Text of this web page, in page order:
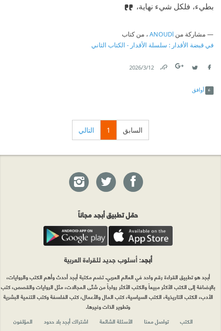
بطيء، فلكل شيء نهاية،
مشاركة من ANOUDl ، من كتاب
في قبضة الأقدار : سلسلة الأقدار - الكتاب الثاني
12‏/3‏/2026
أوافق
السابق 1 التالي
حمّل تطبيق أبجد مجاناً
أبجد: أسلوب جديد للقراءة العربية
أبجد هو تطبيق القراءة رقم واحد في العالم العربي. تضم مكتبة أبجد أحدث وأهم الكتب والروايات،
بالإضافة إلى الكتب الأكثر مبيعاً والكتب الأكثر رواجاً من شتّى المجالات، مثل الروايات والقصص، كتب
الأدب، الكتب التاريخية، الكتب السياسية، كتب المال والأعمال، كتب الفلسفة وكتب التنمية البشرية
وتطوير الذات وغيرها.
الكتب
تواصل معنا الأسئلة الشائعة اشتراك أبجد بلا حدود المؤلفون